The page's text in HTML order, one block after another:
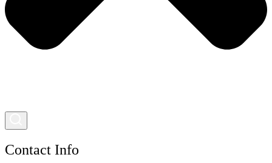
Contact Info